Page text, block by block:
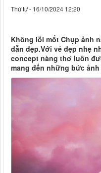
Thứ tư - 16/10/2024 12:20
Không lỗi mốt Chụp ảnh
dẫn đẹp.Với vẻ đẹp nhẹ
concept nàng thơ luôn
mang đến những bức